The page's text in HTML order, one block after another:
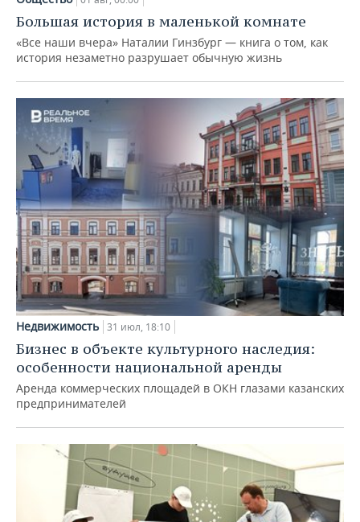
Большая история в маленькой комнате
«Все наши вчера» Наталии Гинзбург — книга о том, как
история незаметно разрушает обычную жизнь
Недвижимость 31 июл, 18:10
Бизнес в объекте культурного наследия:
особенности национальной аренды
Аренда коммерческих площадей в ОКН глазами казанских
предпринимателей